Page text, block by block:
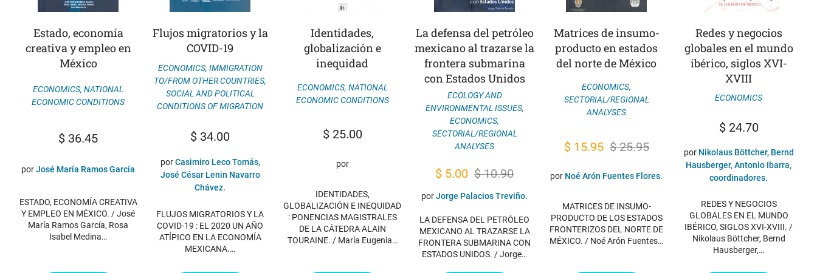
Estado, economía
creativa y empleo en
México
ECONOMICS,NATIONAL
ECONOMIC CONDITIONS
$ 36.45
porJosé María Ramos García
ESTADO, ECONOMÍA CREATIVA
Y EMPLEO EN MÉXICO. / José
María Ramos García, Rosa
Isabel Medina…
Flujos migratorios y la
COVID-19
ECONOMICS, IMMIGRATION
TO/FROM OTHER COUNTRIES,
SOCIAL AND POLITICAL
CONDITIONS OF MIGRATION
$ 34.00
porCasimiro Leco Tomás,
José César Lenin Navarro
Chávez.
FLUJOS MIGRATORIOS Y LA
COVID-19 : EL 2020 UN AÑO
ATÍPICO EN LA ECONOMÍA
MEXICANA.…
Identidades,
globalización e
inequidad
ECONOMICS, NATIONAL
ECONOMIC CONDITIONS
$25.00
por
IDENTIDADES,
GLOBALIZACIÓN E INEQUIDAD
: PONENCIAS MAGISTRALES
DE LA CÁTEDRA ALAIN
TOURAINE. / María Eugenia…
La defensa del petróleo
mexicano al trazarse la
frontera submarina
con Estados Unidos
ECOLOGY AND
ENVIRONMENTAL ISSUES,
ECONOMICS,
SECTORIAL/REGIONAL
ANALYSES
$10.90
Original
price
$ 10.90.
$ 5.00 Current
price
$ 5.00.
porJorge Palacios Treviño.
LA DEFENSA DEL PETRÓLEO
MEXICANO AL TRAZARSE LA
FRONTERA SUBMARINA CON
ESTADOS UNIDOS. / Jorge…
Matrices de insumo-
producto en estados
del norte de México
ECONOMICS,
SECTORIAL/REGIONAL
ANALYSES
$25.95
Original
was:
$ 25.95.
$15.95 Current
is:
$ 15.95.
por Noé Arón Fuentes Flores.
MATRICES DE INSUMO-
PRODUCTO DE LOS ESTADOS
FRONTERIZOS DEL NORTE DE
MÉXICO. / Noé Arón Fuentes…
Redes y negocios
globales en el mundo
ibérico, siglos XVI-
XVIII
ECONOMICS
$24.70
por Nikolaus Böttcher, Bernd
Hausberger, Antonio Ibarra,
coordinadores.
REDES Y NEGOCIOS
GLOBALES EN EL MUNDO
IBÉRICO, SIGLOS XVI-XVIII. /
Nikolaus Böttcher, Bernd
Hausberger,…